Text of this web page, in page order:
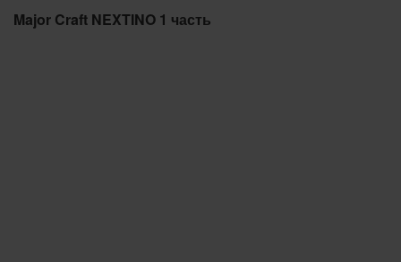
Major Craft NEXTINO 1 часть